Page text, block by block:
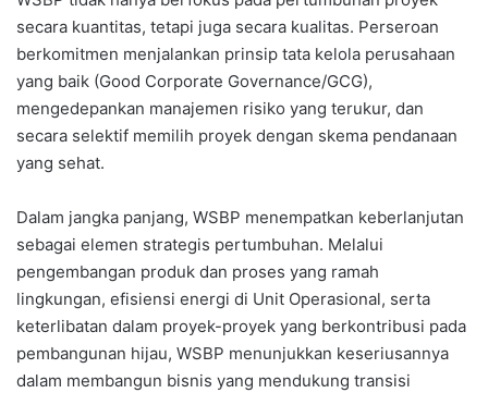
secara kuantitas, tetapi juga secara kualitas. Perseroan
berkomitmen menjalankan prinsip tata kelola perusahaan
yang baik (Good Corporate Governance/GCG),
mengedepankan manajemen risiko yang terukur, dan
secara selektif memilih proyek dengan skema pendanaan
yang sehat.
Dalam jangka panjang, WSBP menempatkan keberlanjutan
sebagai elemen strategis pertumbuhan. Melalui
pengembangan produk dan proses yang ramah
lingkungan, efisiensi energi di Unit Operasional, serta
keterlibatan dalam proyek-proyek yang berkontribusi pada
pembangunan hijau, WSBP menunjukkan keseriusannya
dalam membangun bisnis yang mendukung transisi